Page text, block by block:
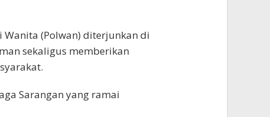
(Polwan) diterjunkan di
sekaligus memberikan
Sarangan yang ramai